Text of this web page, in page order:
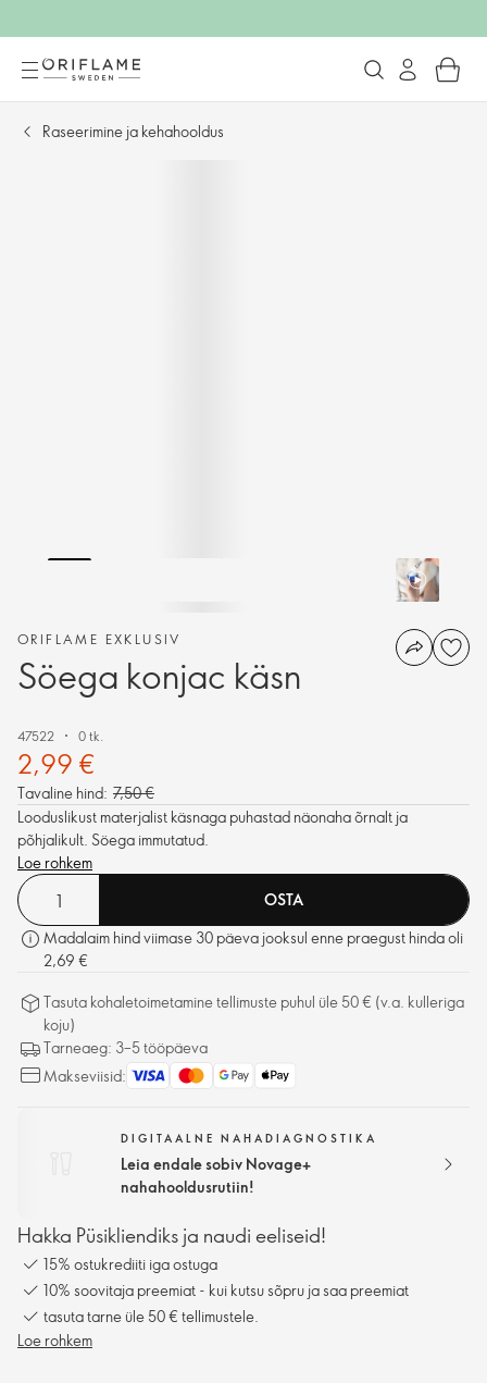
Raseerimine ja kehahooldus
ORIFLAME EXKLUSIV
Söega konjac käsn
47522 0 tk.
2,99 €
Tavaline hind: 7,50 €
Looduslikust materjalist käsnaga puhastad näonaha õrnalt ja
põhjalikult. Söega immutatud.
Loe rohkem
OSTA
Madalaim hind viimase 30 päeva jooksul enne praegust hinda oli
2,69 €
Tasuta kohaletoimetamine tellimuste puhul üle 50 € (v.a. kulleriga
koju)
Tarneaeg: 3–5 tööpäeva
Makseviisid:
DIGITAALNE NAHADIAGNOSTIKA
Leia endale sobiv Novage+
nahahooldusrutiin!
Hakka Püsikliendiks ja naudi eeliseid!
15% ostukrediiti iga ostuga
10% soovitaja preemiat - kui kutsu sõpru ja saa preemiat
tasuta tarne üle 50 € tellimustele.
Loe rohkem